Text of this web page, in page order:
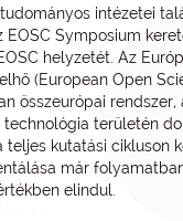
intézetei
EOSC Symposium
helyzetét. Az
(European Open
összeurópai
területén
teljes kutatási cikluson
már
elindul.